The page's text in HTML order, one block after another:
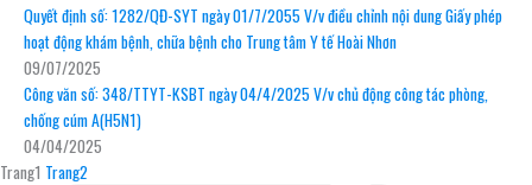
Quyết định số: 1282/QĐ-SYT ngày 01/7/2055 V/v điều chỉnh nội dung Giấy phép
hoạt động khám bệnh, chữa bệnh cho Trung tâm Y tế Hoài Nhơn
09/07/2025
Công văn số: 348/TTYT-KSBT ngày 04/4/2025 V/v chủ động công tác phòng,
chống cúm A(H5N1)
04/04/2025
Trang1 Trang2